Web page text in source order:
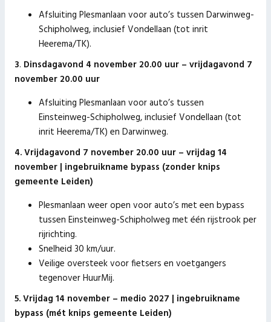
Afsluiting Plesmanlaan voor auto’s tussen Darwinweg-
Schipholweg, inclusief Vondellaan (tot inrit
Heerema/TK).​
3. ​ Dinsdagavond 4 november 20.00 uur – vrijdagavond 7
november 20.00 uur
Afsluiting Plesmanlaan voor auto’s tussen
Einsteinweg-Schipholweg, inclusief Vondellaan (tot
inrit Heerema/TK) en Darwinweg.
4. Vrijdagavond 7 november 20.00 uur – vrijdag 14
november | ingebruikname bypass (zonder knips
gemeente Leiden)
Plesmanlaan weer open voor auto’s met een bypass
tussen Einsteinweg-Schipholweg met één rijstrook per
rijrichting.
Snelheid 30 km/uur.
Veilige oversteek voor fietsers en voetgangers
tegenover HuurMij.
5. Vrijdag 14 november – medio 2027 | ingebruikname
bypass (mét knips gemeente Leiden)